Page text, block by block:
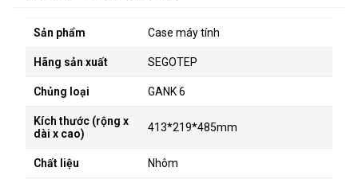
Sản phẩm Case máy tính
Hãng sản xuất SEGOTEP
Chủng loại GANK 6
Kích thước (rộng x
dài x cao)
413*219*485mm
Chất liệu Nhôm